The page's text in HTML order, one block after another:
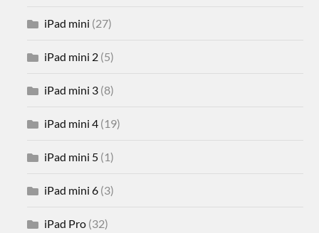
iPad mini (27)
iPad mini 2 (5)
iPad mini 3 (8)
iPad mini 4 (19)
iPad mini 5 (1)
iPad mini 6 (3)
iPad Pro (32)